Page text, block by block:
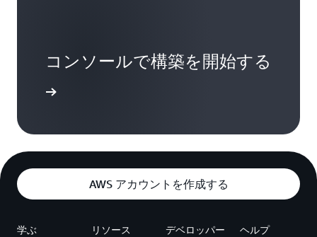
コンソールで構築を開始する
AWS アカウントを作成する
学ぶ リソース デベロッパー ヘルプ